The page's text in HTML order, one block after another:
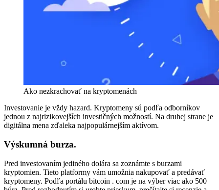
Ako nezkrachovať na kryptomenách
Investovanie je vždy hazard. Kryptomeny sú podľa odborníkov
jednou z najrizikovejších investičných možností. Na druhej strane je
digitálna mena zďaleka najpopulárnejším aktívom.
Výskumná burza.
Pred investovaním jediného dolára sa zoznámte s burzami
kryptomien. Tieto platformy vám umožnia nakupovať a predávať
kryptomeny. Podľa portálu bitcoin . com je na výber viac ako 500